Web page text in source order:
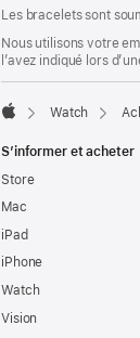
Les bracelets sont
Nous utilisons votre
l’avez indiqué lors
Watch
S’informer et acheter
Store
Mac
iPad
iPhone
Watch
Vision